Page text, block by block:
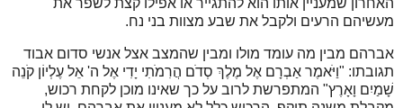
האחרון שמעניין אותו הוא להתגייר או אפילו קצת לשפר את
מעשיהם הרעים ולקבל את שבע מצוות בני נח.
אברהם מבין מה עומד מולו ומבין שהמצב אצל אנשי סדום אבוד
תגובתו: "וַיֹּאמֶר אַבְרָם אֶל מֶלֶךְ סְדֹם הֲרִמֹתִי יָדִי אֶל ה' אֵל עֶלְיוֹן קֹנֵה
שָׁמַיִם וָאָרֶץ" המתפרשת לרוב על כך שאינו מוכן לקחת רכוש,